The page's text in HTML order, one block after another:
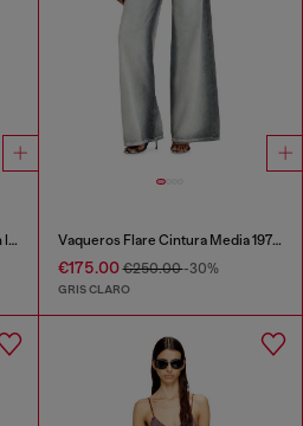
Shorts de denim con pliegues en la parte delantera Vaqueros Flare Cintura Media 1978 D-Akemi
€175.00€250.00-30%
GRIS CLARO